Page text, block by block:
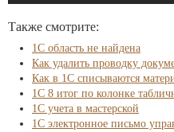
Также смотрите:
1С область не найдена
Как удалить проводку
Как в 1С списываются
1С 8 итог по колонке
1С учета в мастерской
1С электронное письмо